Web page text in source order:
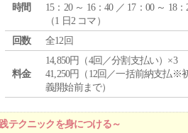
時間
15：20 ～ 16：40 ／ 17：00 ～ 18：
（1 日2 コマ）
回数
全12回
料金
14,850円（4回／分割支払い）×3
41,250円（12回／一括前納支払※
義開始前まで）
テクニックを身につける～